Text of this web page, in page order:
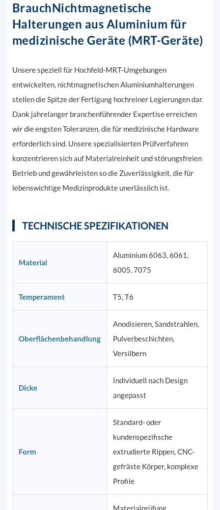
BrauchNichtmagnetische
Halterungen aus Aluminium für
medizinische Geräte (MRT-Geräte)
Unsere speziell für Hochfeld-MRT-Umgebungen
entwickelten, nichtmagnetischen Aluminiumhalterungen
stellen die Spitze der Fertigung hochreiner Legierungen dar.
Dank jahrelanger branchenführender Expertise erreichen
wir die engsten Toleranzen, die für medizinische Hardware
erforderlich sind. Unsere spezialisierten Prüfverfahren
konzentrieren sich auf Materialreinheit und störungsfreien
Betrieb und gewährleisten so die Zuverlässigkeit, die für
lebenswichtige Medizinprodukte unerlässlich ist.
TECHNISCHE SPEZIFIKATIONEN
Material
Aluminium 6063, 6061,
6005, 7075
Temperament T5, T6
Oberflächenbehandlung
Anodisieren, Sandstrahlen,
Pulverbeschichten,
Versilbern
Dicke
Individuell nach Design
angepasst
Form
Standard- oder
kundenspezifische
extrudierte Rippen, CNC-
gefräste Körper, komplexe
Profile
Materialprüfung,